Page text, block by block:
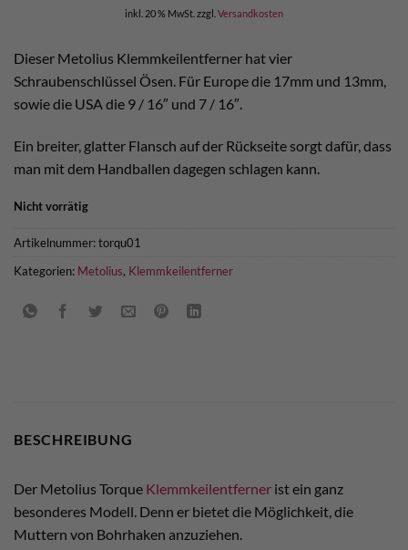
inkl. 20 % MwSt. zzgl. Versandkosten
Dieser Metolius Klemmkeilentferner hat vier
Schraubenschlüssel Ösen. Für Europe die 17mm und 13mm,
sowie die USA die 9 / 16″ und 7 / 16″.
Ein breiter, glatter Flansch auf der Rückseite sorgt dafür, dass
man mit dem Handballen dagegen schlagen kann.
Nicht vorrätig
Artikelnummer:torqu01
Kategorien: Metolius, Klemmkeilentferner
BESCHREIBUNG
Der Metolius Torque Klemmkeilentferner ist ein ganz
besonderes Modell. Denn er bietet die Möglichkeit, die
Muttern von Bohrhaken anzuziehen.